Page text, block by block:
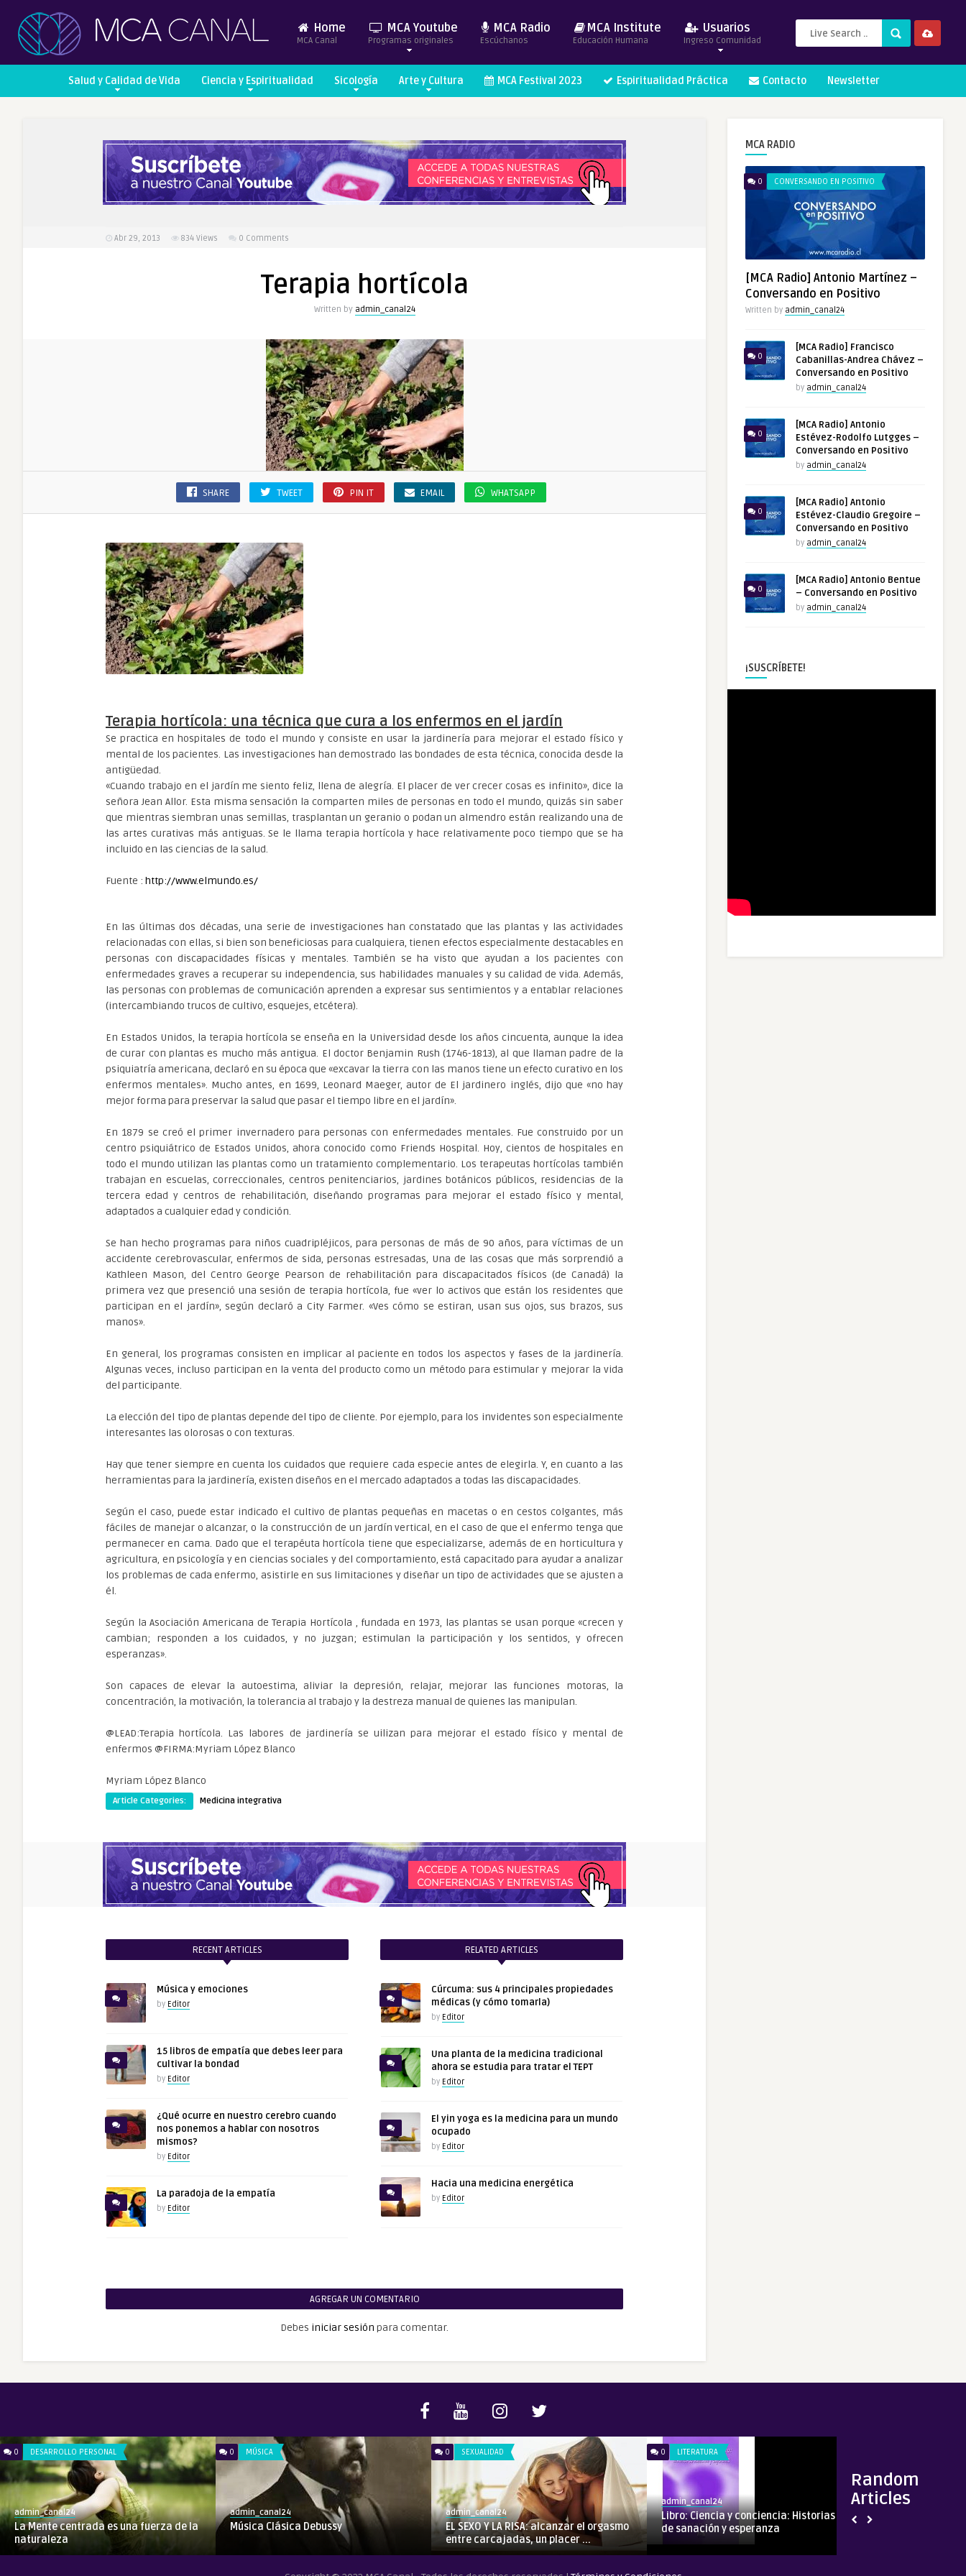
Home
MCA Canal
MCA Youtube
Programas originales
MCA Radio
Escúchanos
MCA Institute
Educación Humana
Usuarios
Ingreso Comunidad
Salud y Calidad de Vida Ciencia y Espiritualidad Sicología Arte y Cultura MCA Festival 2023 Espiritualidad Práctica Contacto Newsletter
Abr 29, 2013 834 Views 0 Comments
Terapia hortícola
Written by admin_canal24
SHARE TWEET PIN IT EMAIL WHATSAPP
Terapia hortícola: una técnica que cura a los enfermos en el jardín
Se practica en hospitales de todo el mundo y consiste en usar la jardinería para mejorar el estado físico y
mental de los pacientes. Las investigaciones han demostrado las bondades de esta técnica, conocida desde la
antigüedad.
«Cuando trabajo en el jardín me siento feliz, llena de alegría. El placer de ver crecer cosas es infinito», dice la
señora Jean Allor. Esta misma sensación la comparten miles de personas en todo el mundo, quizás sin saber
que mientras siembran unas semillas, trasplantan un geranio o podan un almendro están realizando una de
las artes curativas más antiguas. Se le llama terapia hortícola y hace relativamente poco tiempo que se ha
incluido en las ciencias de la salud.
Fuente : http://www.elmundo.es/
En las últimas dos décadas, una serie de investigaciones han constatado que las plantas y las actividades
relacionadas con ellas, si bien son beneficiosas para cualquiera, tienen efectos especialmente destacables en
personas con discapacidades físicas y mentales. También se ha visto que ayudan a los pacientes con
enfermedades graves a recuperar su independencia, sus habilidades manuales y su calidad de vida. Además,
las personas con problemas de comunicación aprenden a expresar sus sentimientos y a entablar relaciones
(intercambiando trucos de cultivo, esquejes, etcétera).
En Estados Unidos, la terapia hortícola se enseña en la Universidad desde los años cincuenta, aunque la idea
de curar con plantas es mucho más antigua. El doctor Benjamin Rush (1746-1813), al que llaman padre de la
psiquiatría americana, declaró en su época que «excavar la tierra con las manos tiene un efecto curativo en los
enfermos mentales». Mucho antes, en 1699, Leonard Maeger, autor de El jardinero inglés, dijo que «no hay
mejor forma para preservar la salud que pasar el tiempo libre en el jardín».
En 1879 se creó el primer invernadero para personas con enfermedades mentales. Fue construido por un
centro psiquiátrico de Estados Unidos, ahora conocido como Friends Hospital. Hoy, cientos de hospitales en
todo el mundo utilizan las plantas como un tratamiento complementario. Los terapeutas hortícolas también
trabajan en escuelas, correccionales, centros penitenciarios, jardines botánicos públicos, residencias de la
tercera edad y centros de rehabilitación, diseñando programas para mejorar el estado físico y mental,
adaptados a cualquier edad y condición.
Se han hecho programas para niños cuadripléjicos, para personas de más de 90 años, para víctimas de un
accidente cerebrovascular, enfermos de sida, personas estresadas, Una de las cosas que más sorprendió a
Kathleen Mason, del Centro George Pearson de rehabilitación para discapacitados físicos (de Canadá) la
primera vez que presenció una sesión de terapia hortícola, fue «ver lo activos que están los residentes que
participan en el jardín», según declaró a City Farmer. «Ves cómo se estiran, usan sus ojos, sus brazos, sus
manos».
En general, los programas consisten en implicar al paciente en todos los aspectos y fases de la jardinería.
Algunas veces, incluso participan en la venta del producto como un método para estimular y mejorar la vida
del participante.
La elección del tipo de plantas depende del tipo de cliente. Por ejemplo, para los invidentes son especialmente
interesantes las olorosas o con texturas.
Hay que tener siempre en cuenta los cuidados que requiere cada especie antes de elegirla. Y, en cuanto a las
herramientas para la jardinería, existen diseños en el mercado adaptados a todas las discapacidades.
Según el caso, puede estar indicado el cultivo de plantas pequeñas en macetas o en cestos colgantes, más
fáciles de manejar o alcanzar, o la construcción de un jardín vertical, en el caso de que el enfermo tenga que
permanecer en cama. Dado que el terapéuta hortícola tiene que especializarse, además de en horticultura y
agricultura, en psicología y en ciencias sociales y del comportamiento, está capacitado para ayudar a analizar
los problemas de cada enfermo, asistirle en sus limitaciones y diseñar un tipo de actividades que se ajusten a
él.
Según la Asociación Americana de Terapia Hortícola , fundada en 1973, las plantas se usan porque «crecen y
cambian; responden a los cuidados, y no juzgan; estimulan la participación y los sentidos, y ofrecen
esperanzas».
Son capaces de elevar la autoestima, aliviar la depresión, relajar, mejorar las funciones motoras, la
concentración, la motivación, la tolerancia al trabajo y la destreza manual de quienes las manipulan.
@LEAD:Terapia hortícola. Las labores de jardinería se uilizan para mejorar el estado físico y mental de
enfermos @FIRMA:Myriam López Blanco
Myriam López Blanco
Article Categories: Medicina integrativa
RECENT ARTICLES
Música y emociones
by Editor
15 libros de empatía que debes leer para
cultivar la bondad
by Editor
¿Qué ocurre en nuestro cerebro cuando
nos ponemos a hablar con nosotros
mismos?
by Editor
La paradoja de la empatía
by Editor
RELATED ARTICLES
Cúrcuma: sus 4 principales propiedades
médicas (y cómo tomarla)
by Editor
Una planta de la medicina tradicional
ahora se estudia para tratar el TEPT
by Editor
El yin yoga es la medicina para un mundo
ocupado
by Editor
Hacia una medicina energética
by Editor
AGREGAR UN COMENTARIO
Debes iniciar sesión para comentar.
MCA RADIO
0 CONVERSANDO EN POSITIVO
[MCA Radio] Antonio Martínez –
Conversando en Positivo
Written by admin_canal24
0
[MCA Radio] Francisco
Cabanillas-Andrea Chávez –
Conversando en Positivo
by admin_canal24
0
[MCA Radio] Antonio
Estévez-Rodolfo Lutgges –
Conversando en Positivo
by admin_canal24
0
[MCA Radio] Antonio
Estévez-Claudio Gregoire –
Conversando en Positivo
by admin_canal24
0
[MCA Radio] Antonio Bentue
– Conversando en Positivo
by admin_canal24
¡SUSCRÍBETE!
Random
Articles
0 DESARROLLO PERSONAL
admin_canal24
La Mente centrada es una fuerza de la
naturaleza
0 MÚSICA
admin_canal24
Música Clásica Debussy
0 SEXUALIDAD
admin_canal24
EL SEXO Y LA RISA: alcanzar el orgasmo
entre carcajadas, un placer ...
0 LITERATURA
admin_canal24
Libro: Ciencia y conciencia: Historias
de sanación y esperanza